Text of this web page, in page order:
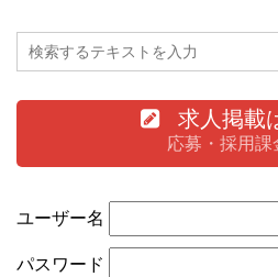
求人掲載
応募・採用課
ユーザー名
パスワード